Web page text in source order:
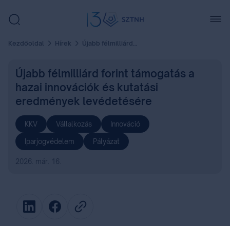
Kezdőoldal Hírek Újabb félmilliárd forint támogatás a hazai innovációk és kutatási eredmények levédetésére
Újabb félmilliárd forint támogatás a
hazai innovációk és kutatási
eredmények levédetésére
KKV Vállalkozás Innováció
Iparjogvédelem Pályázat
2026. már. 16.